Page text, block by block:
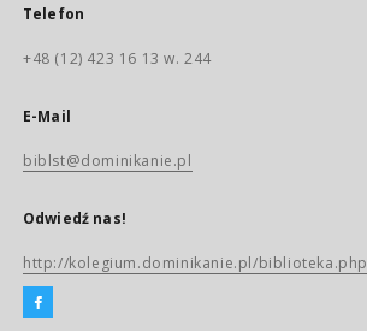
Telefon
+48 (12) 423 16 13 w. 244
E-Mail
biblst@dominikanie.pl
Odwiedź nas!
http://kolegium.dominikanie.pl/biblioteka.php